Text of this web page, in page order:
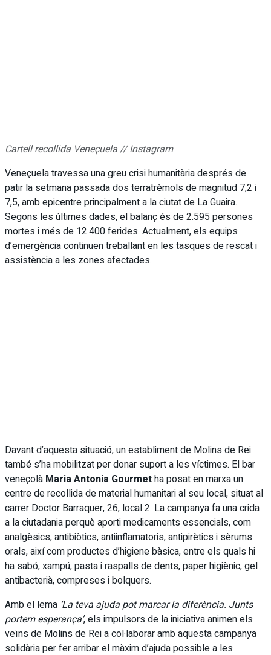
Cartell recollida Veneçuela // Instagram
Veneçuela travessa una greu crisi humanitària després de
patir la setmana passada dos terratrèmols de magnitud 7,2 i
7,5, amb epicentre principalment a la ciutat de La Guaira.
Segons les últimes dades, el balanç és de 2.595 persones
mortes i més de 12.400 ferides. Actualment, els equips
d’emergència continuen treballant en les tasques de rescat i
assistència a les zones afectades.
Davant d’aquesta situació, un establiment de Molins de Rei
també s’ha mobilitzat per donar suport a les víctimes. El bar
veneçolà Maria Antonia Gourmetha posat en marxa un
centre de recollida de material humanitari al seu local, situat al
carrer Doctor Barraquer, 26, local 2. La campanya fa una crida
a la ciutadania perquè aporti medicaments essencials, com
analgèsics, antibiòtics, antiinflamatoris, antipirètics i sèrums
orals, així com productes d’higiene bàsica, entre els quals hi
ha sabó, xampú, pasta i raspalls de dents, paper higiènic, gel
antibacterià, compreses i bolquers.
Amb el lema ‘La teva ajuda pot marcar la diferència. Junts
portem esperança’, els impulsors de la iniciativa animen els
veïns de Molins de Rei a col·laborar amb aquesta campanya
solidària per fer arribar el màxim d’ajuda possible a les